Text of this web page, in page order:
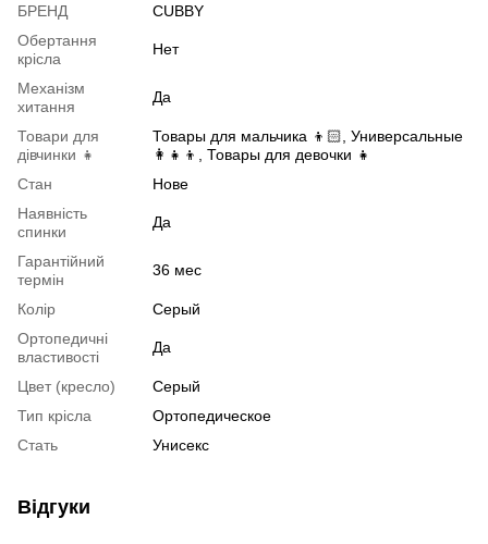
БРЕНД
CUBBY
Обертання
крісла
Нет
Механізм
хитання
Да
Товари для
дівчинки 👧
Товары для мальчика 👦🏻, Универсальные
👩👧👦, Товары для девочки 👧
Стан
Нове
Наявність
спинки
Да
Гарантійний
термін
36 мес
Колір
Серый
Ортопедичні
властивості
Да
Цвет (кресло)
Серый
Тип крісла
Ортопедическое
Стать
Унисекс
Відгуки